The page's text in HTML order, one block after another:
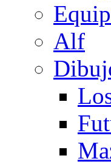
Alf